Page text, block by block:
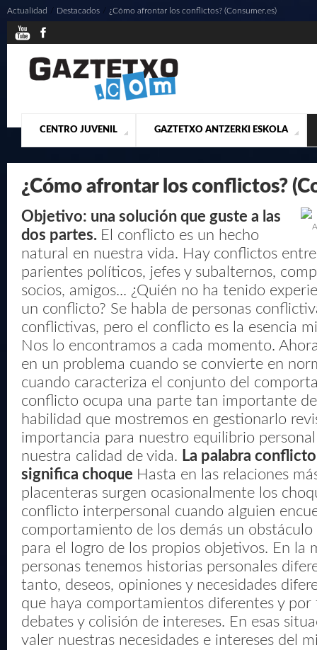
CENTRO JUVENIL
¿QUIENES SOMOS? ACTUALIDAD CONTACTO
GAZTETXO ANTZERKI ESKOLA
PRESENTACIÓN MUSICALES
Actualidad / Destacados / ¿Cómo afrontar los conflictos? (Consumer.es)
¿Cómo afrontar los conflictos?
Objetivo: una solución que guste a las
dos partes. El conflicto es un hecho
natural en nuestra vida. Hay conflictos
parientes políticos, jefes y subalternos,
socios, amigos... ¿Quién no ha tenido
un conflicto? Se habla de personas
conflictivas, pero el conflicto es la esencia
Nos lo encontramos a cada momento.
en un problema cuando se convierte en
cuando caracteriza el conjunto del
conflicto ocupa una parte tan importante
habilidad que mostremos en gestionarlo
importancia para nuestro equilibrio
nuestra calidad de vida. La palabra
significa choque Hasta en las relaciones
placenteras surgen ocasionalmente los
conflicto interpersonal cuando alguien
comportamiento de los demás un
para el logro de los propios objetivos. En la
personas tenemos historias personales
tanto, deseos, opiniones y necesidades
que haya comportamientos diferentes y por
debates y colisión de intereses. En esas
valer nuestras necesidades e intereses del